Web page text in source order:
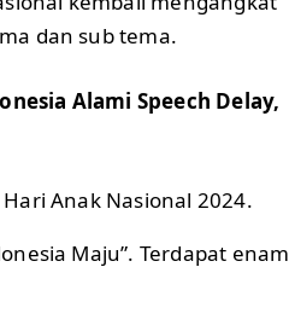
dan sub tema.
Alami Speech Delay,
Anak Nasional 2024.
Maju”. Terdapat enam